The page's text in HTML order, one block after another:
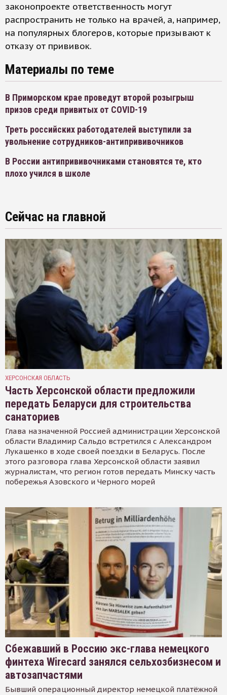
законопроекте ответственность могут
распространить не только на врачей, а, например,
на популярных блогеров, которые призывают к
отказу от прививок.
Материалы по теме
В Приморском крае проведут второй розыгрыш
призов среди привитых от COVID-19
Треть российских работодателей выступили за
увольнение сотрудников-антипрививочников
В России антипрививочниками становятся те, кто
плохо учился в школе
Сейчас на главной
ХЕРСОНСКАЯ ОБЛАСТЬ
Часть Херсонской области предложили
передать Беларуси для строительства
санаториев
Глава назначенной Россией администрации Херсонской
области Владимир Сальдо встретился с Александром
Лукашенко в ходе своей поездки в Беларусь. После
этого разговора глава Херсонской области заявил
журналистам, что регион готов передать Минску часть
побережья Азовского и Черного морей
Сбежавший в Россию экс-глава немецкого
финтеха Wirecard занялся сельхозбизнесом и
автозапчастями
Бывший операционный директор немецкой платёжной